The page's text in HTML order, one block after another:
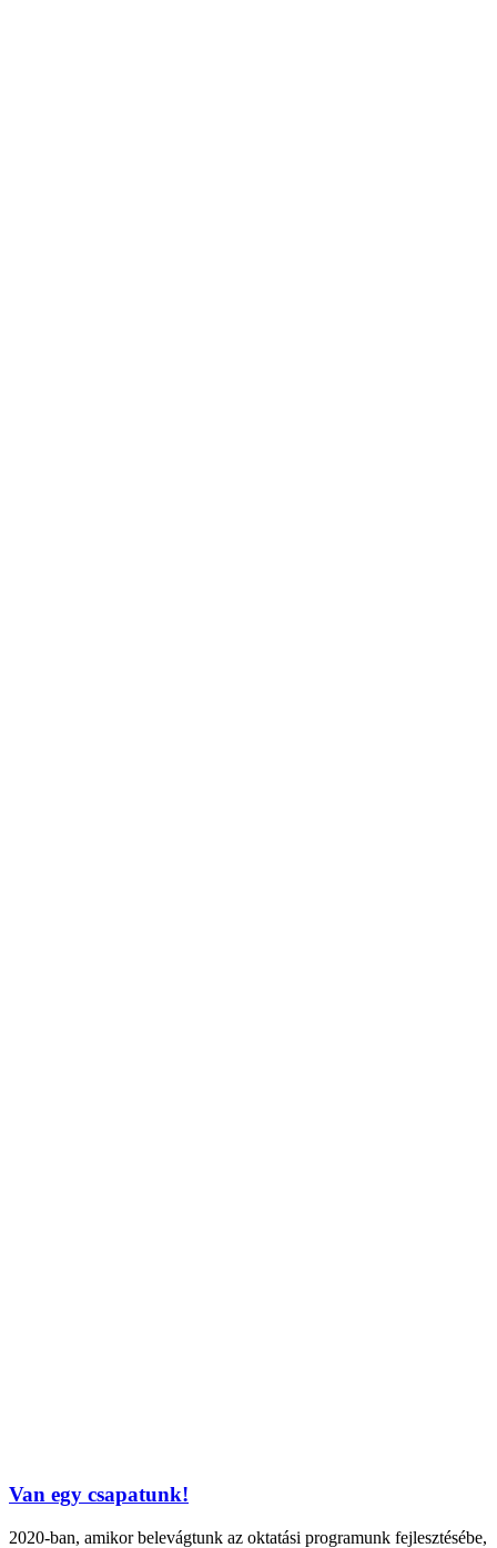
Van egy csapatunk!
2020-ban, amikor belevágtunk az oktatási programunk fejlesztésébe,